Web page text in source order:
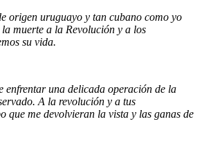
origen uruguayo y tan cubano como yo
muerte a la Revolución y a los
su vida.
enfrentar una delicada operación de la
A la revolución y a tus
que me devolvieran la vista y las ganas de